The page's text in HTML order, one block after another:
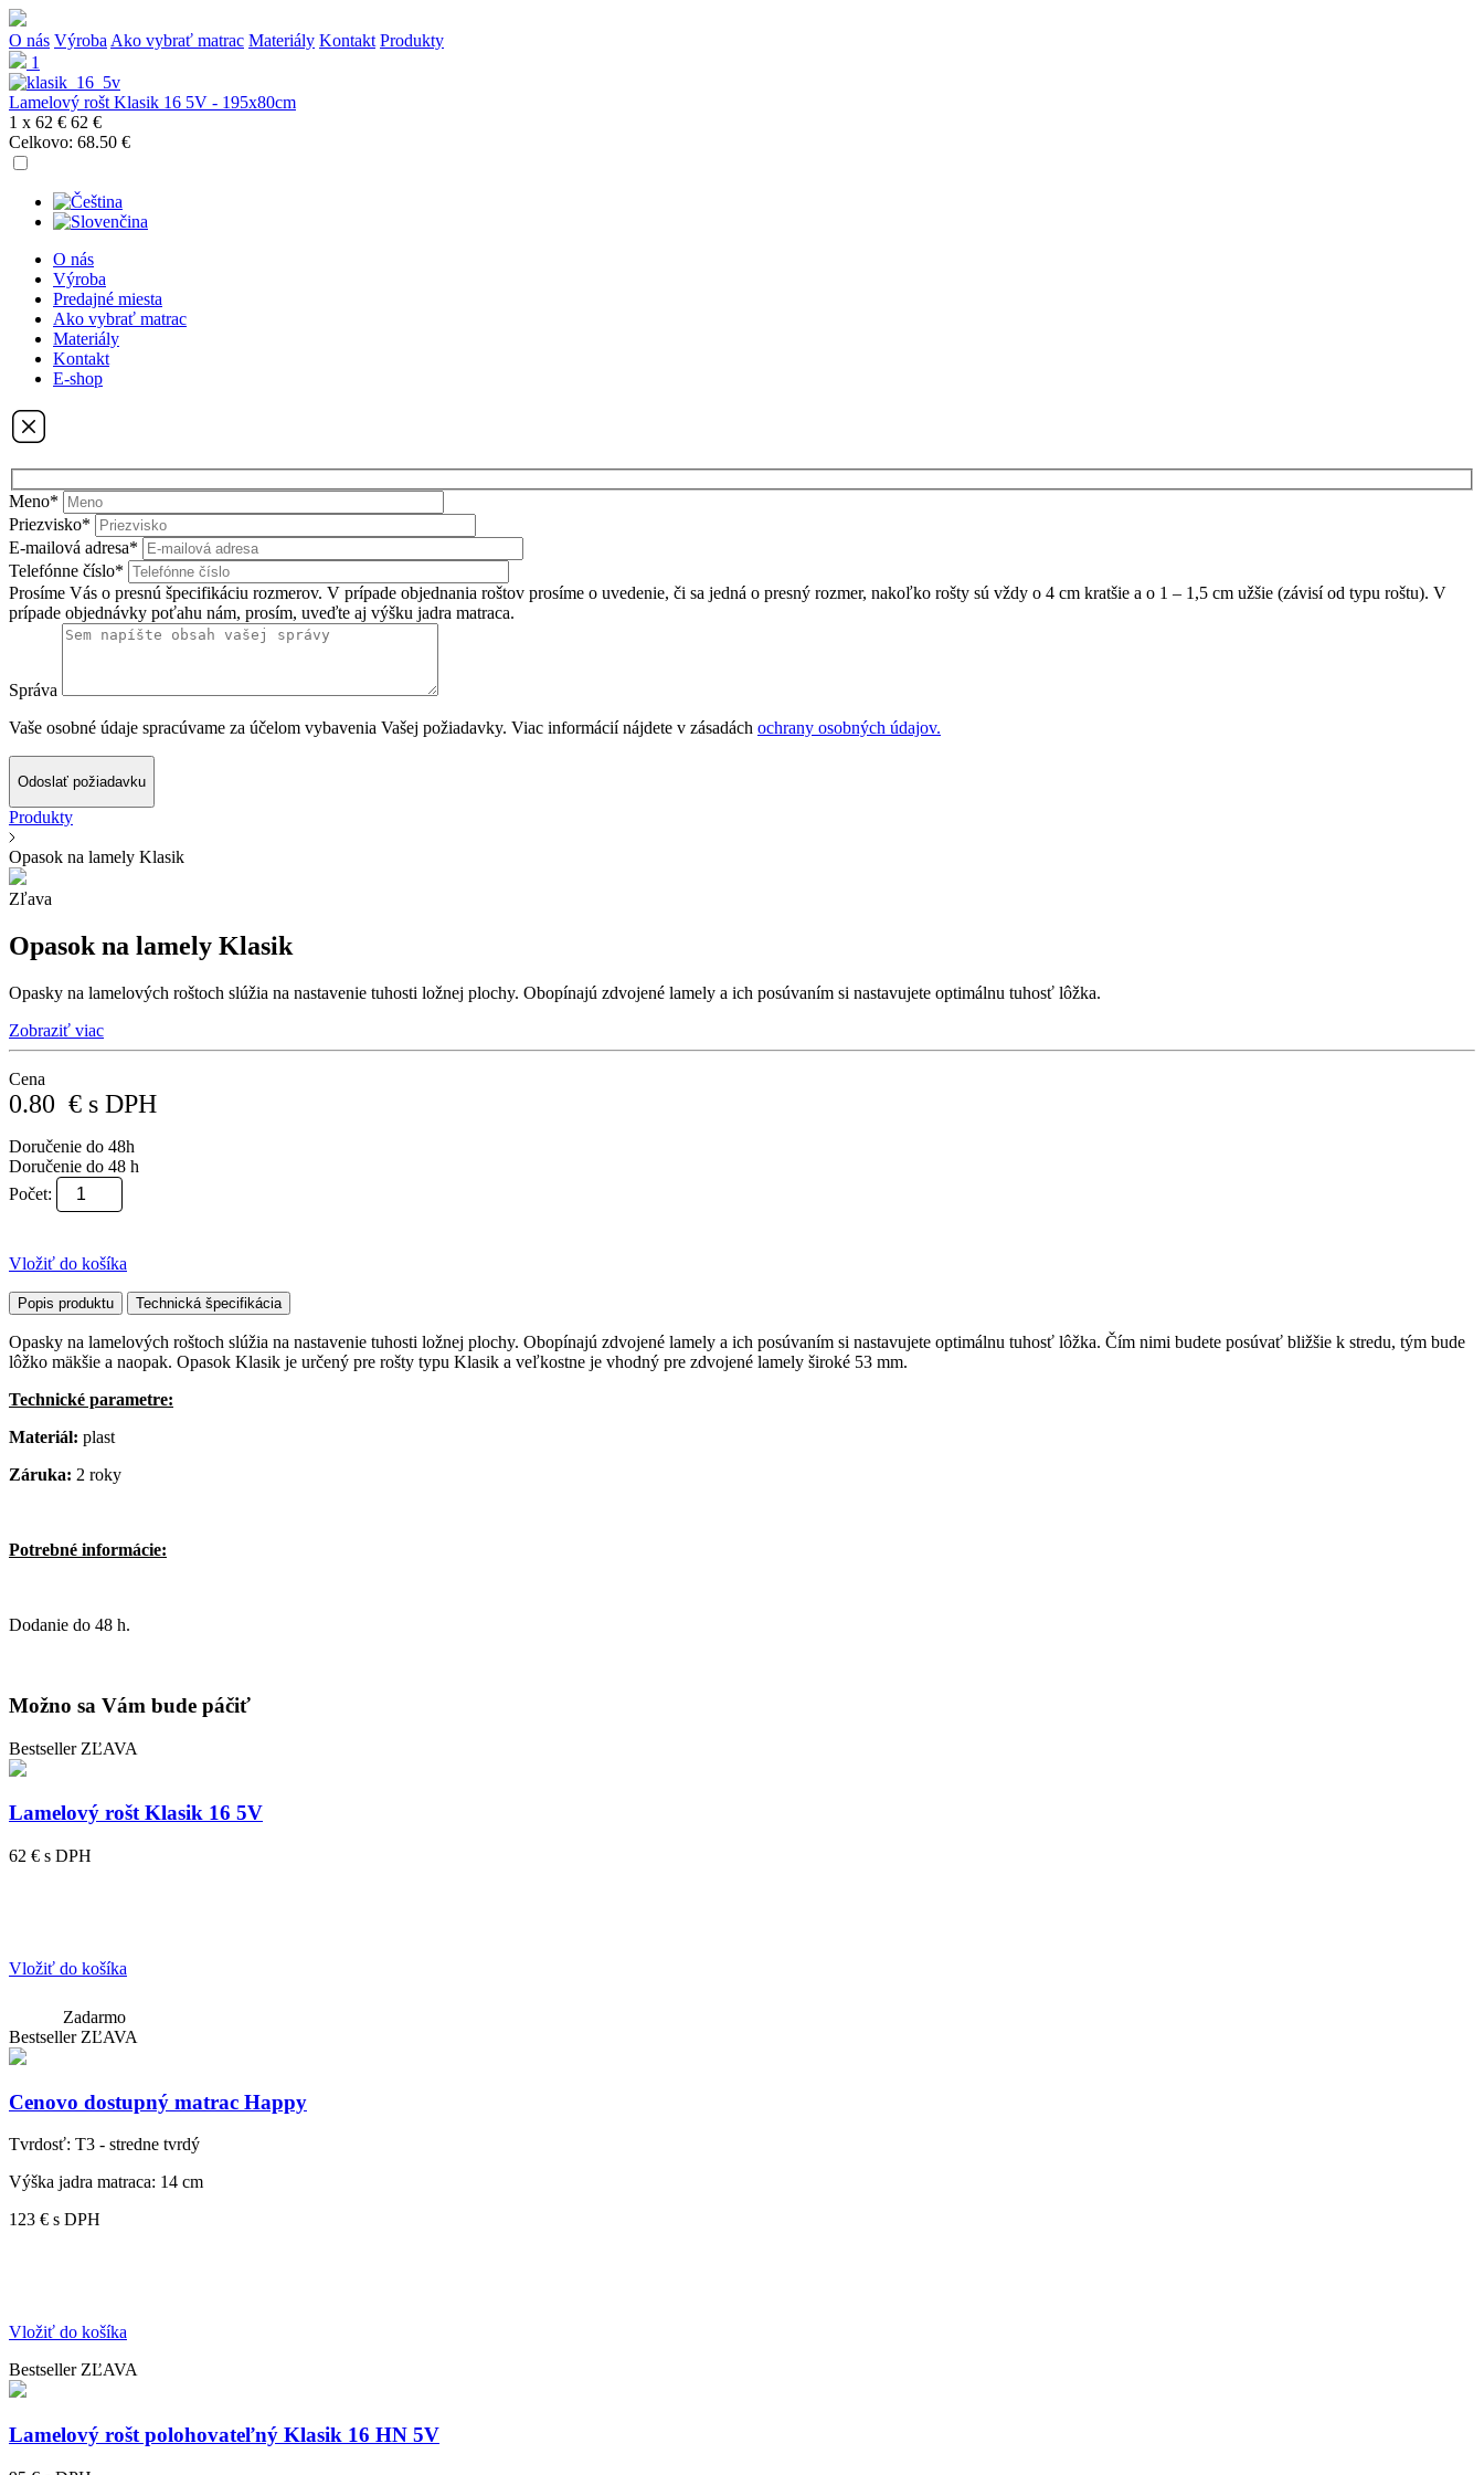
O nás Výroba Ako vybrať matrac Materiály Kontakt Produkty
1
Lamelový rošt Klasik 16 5V - 195x80cm
1 x 62 € 62 €
Celkovo: 68.50 €
O nás
Výroba
Predajné miesta
Ako vybrať matrac
Materiály
Kontakt
E-shop
Meno*
Priezvisko*
E-mailová adresa*
Telefónne číslo*
Prosíme Vás o presnú špecifikáciu rozmerov. V prípade objednania roštov prosíme o uvedenie, či sa jedná o presný rozmer, nakoľko rošty sú vždy o 4 cm kratšie a o 1 – 1,5 cm užšie (závisí od typu roštu). V
prípade objednávky poťahu nám, prosím, uveďte aj výšku jadra matraca.
Správa
Vaše osobné údaje spracúvame za účelom vybavenia Vašej požiadavky. Viac informácií nájdete v zásadách ochrany osobných údajov.
Odoslať požiadavku
Produkty
Opasok na lamely Klasik
Zľava
Opasok na lamely Klasik
Opasky na lamelových roštoch slúžia na nastavenie tuhosti ložnej plochy. Obopínajú zdvojené lamely a ich posúvaním si nastavujete optimálnu tuhosť lôžka.
Zobraziť viac
Cena
0.80 € s DPH
Doručenie do 48h
Doručenie do 48 h
Počet:
Vložiť do košíka
Popis produktu Technická špecifikácia
Opasky na lamelových roštoch slúžia na nastavenie tuhosti ložnej plochy. Obopínajú zdvojené lamely a ich posúvaním si nastavujete optimálnu tuhosť lôžka. Čím nimi budete posúvať bližšie k stredu, tým bude
lôžko mäkšie a naopak. Opasok Klasik je určený pre rošty typu Klasik a veľkostne je vhodný pre zdvojené lamely široké 53 mm.
Technické parametre:
Materiál: plast
Záruka: 2 roky
Potrebné informácie:
Dodanie do 48 h.
Možno sa Vám bude páčiť
Bestseller ZĽAVA
Lamelový rošt Klasik 16 5V
62 € s DPH
Vložiť do košíka
Zadarmo
Bestseller ZĽAVA
Cenovo dostupný matrac Happy
Tvrdosť: T3 - stredne tvrdý
Výška jadra matraca: 14 cm
123 € s DPH
Vložiť do košíka
Bestseller ZĽAVA
Lamelový rošt polohovateľný Klasik 16 HN 5V